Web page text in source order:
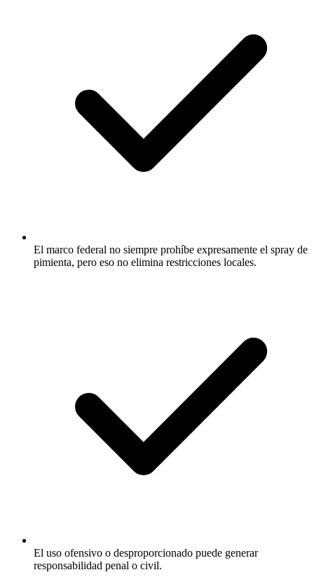
El marco federal no siempre prohíbe expresamente el spray de
pimienta, pero eso no elimina restricciones locales.
El uso ofensivo o desproporcionado puede generar
responsabilidad penal o civil.